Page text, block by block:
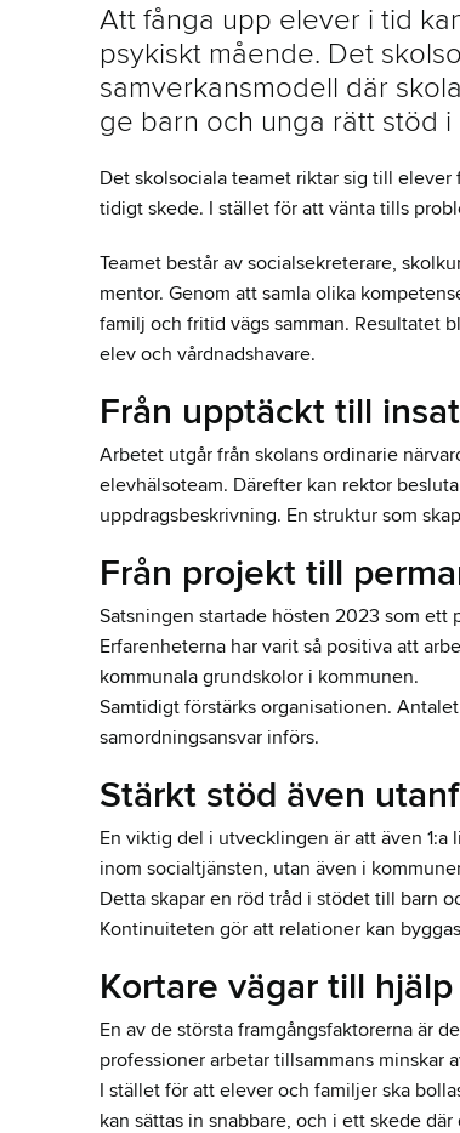
Att fånga upp elever i tid
psykiskt mående. Det
samverkansmodell där
ge barn och unga rätt stöd i
Det skolsociala teamet riktar sig till
tidigt skede. I stället för att vänta tills
Teamet består av socialsekreterare,
mentor. Genom att samla olika
familj och fritid vägs samman. Resultatet
elev och vårdnadshavare.
Från upptäckt till
Arbetet utgår från skolans ordinarie
elevhälsoteam. Därefter kan rektor
uppdragsbeskrivning. En struktur som
Från projekt till
Satsningen startade hösten 2023 som ett
Erfarenheterna har varit så positiva att
kommunala grundskolor i kommunen.
Samtidigt förstärks organisationen.
samordningsansvar införs.
Stärkt stöd även
En viktig del i utvecklingen är att även
inom socialtjänsten, utan även i
Detta skapar en röd tråd i stödet till barn
Kontinuiteten gör att relationer kan
Kortare vägar till hjälp
En av de största framgångsfaktorerna är
professioner arbetar tillsammans minskar
I stället för att elever och familjer ska
kan sättas in snabbare, och i ett skede